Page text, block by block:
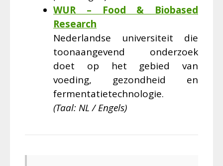
WUR – Food & Biobased
Research
Nederlandse universiteit die
toonaangevend onderzoek
doet op het gebied van
voeding, gezondheid en
fermentatietechnologie.
(Taal: NL / Engels)